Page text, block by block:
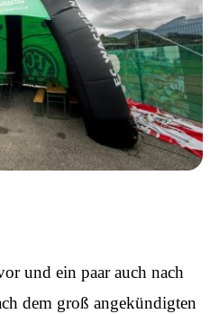
und ein paar auch nach
dem groß angekündigten